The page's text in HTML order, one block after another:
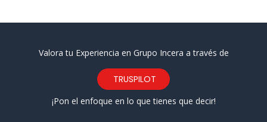
Valora tu Experiencia en Grupo Incera a través de
TRUSPILOT
¡Pon el enfoque en lo que tienes que decir!